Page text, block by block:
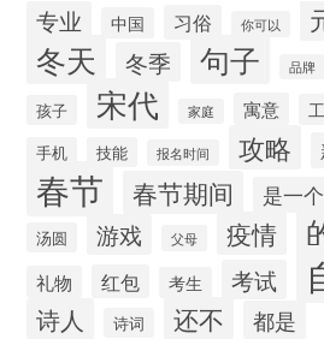
专业 中国 习俗 你可以
冬天 冬季 句子 品牌
孩子 宋代 家庭 寓意
手机 技能 报名时间 攻略
春节 春节期间 是一个
汤圆 游戏 父母 疫情
礼物 红包 考生 考试
诗人 诗词 还不 都是